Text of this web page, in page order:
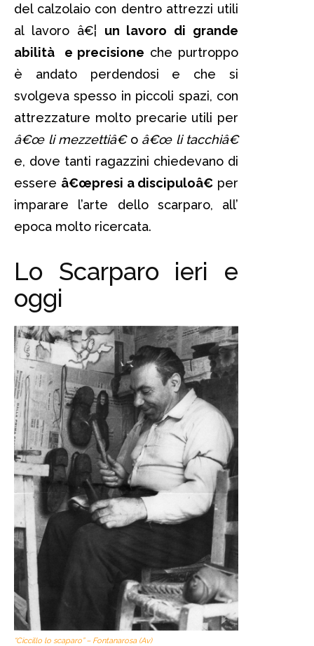
del calzolaio con dentro attrezzi utili
al lavoro â€¦ un lavoro di grande
abilità e precisione che purtroppo
è andato perdendosi e che si
svolgeva spesso in piccoli spazi, con
attrezzature molto precarie utili per
â€œ li mezzettiâ€o â€œ li tacchiâ€
e, dove tanti ragazzini chiedevano di
essere â€œpresi a discipuloâ€ per
imparare l’arte dello scarparo, all’
epoca molto ricercata.
Lo Scarparo ieri e
oggi
“Ciccillo lo scaparo” – Fontanarosa (Av)